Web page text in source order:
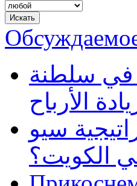
في سلطنة
الأرباح
سيو
الكويت؟